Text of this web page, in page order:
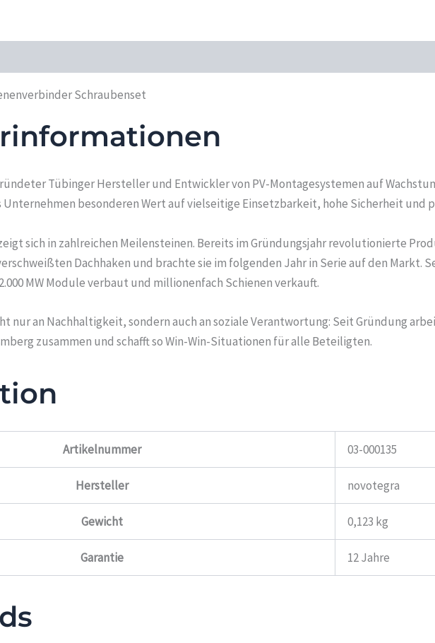
Schraubenset
Tübinger Hersteller und Entwickler von PV-Montagesystemen auf
besonderen Wert auf vielseitige Einsetzbarkeit, hohe Sicherheit und
sich in zahlreichen Meilensteinen. Bereits im Gründungsjahr revolutionierte
Dachhaken und brachte sie im folgenden Jahr in Serie auf den Markt.
MW Module verbaut und millionenfach Schienen verkauft.
nur an Nachhaltigkeit, sondern auch an soziale Verantwortung: Seit Gründung
zusammen und schafft so Win-Win-Situationen für alle Beteiligten.
Artikelnummer 03-000135
Hersteller novotegra
Gewicht 0,123 kg
Garantie 12 Jahre